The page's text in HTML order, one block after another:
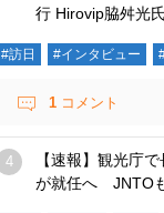
行 Hirovip脇舛光氏
#訪日 #インタビュー
1 コメント
【速報】観光庁
が就任へ JNTO